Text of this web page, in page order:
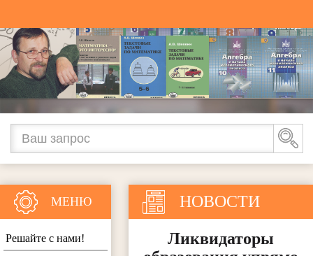
НОВОСТИ
Ликвидаторы
МЕНЮ
Решайте с нами!